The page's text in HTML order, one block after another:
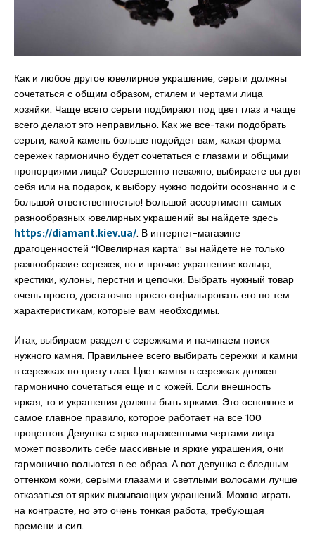
Как и любое другое ювелирное украшение, серьги должны
сочетаться с общим образом, стилем и чертами лица
хозяйки. Чаще всего серьги подбирают под цвет глаз и чаще
всего делают это неправильно. Как же все-таки подобрать
серьги, какой камень больше подойдет вам, какая форма
сережек гармонично будет сочетаться с глазами и общими
пропорциями лица? Совершенно неважно, выбираете вы для
себя или на подарок, к выбору нужно подойти осознанно и с
большой ответственностью! Большой ассортимент самых
разнообразных ювелирных украшений вы найдете здесь
https://diamant.kiev.ua/. В интернет-магазине
драгоценностей “Ювелирная карта” вы найдете не только
разнообразие сережек, но и прочие украшения: кольца,
крестики, кулоны, перстни и цепочки. Выбрать нужный товар
очень просто, достаточно просто отфильтровать его по тем
характеристикам, которые вам необходимы.
Итак, выбираем раздел с сережками и начинаем поиск
нужного камня. Правильнее всего выбирать сережки и камни
в сережках по цвету глаз. Цвет камня в сережках должен
гармонично сочетаться еще и с кожей. Если внешность
яркая, то и украшения должны быть яркими. Это основное и
самое главное правило, которое работает на все 100
процентов. Девушка с ярко выраженными чертами лица
может позволить себе массивные и яркие украшения, они
гармонично вольются в ее образ. А вот девушка с бледным
оттенком кожи, серыми глазами и светлыми волосами лучше
отказаться от ярких вызывающих украшений. Можно играть
на контрасте, но это очень тонкая работа, требующая
времени и сил.